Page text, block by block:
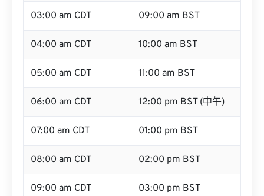
03:00 am CDT 09:00 am BST
04:00 am CDT 10:00 am BST
05:00 am CDT 11:00 am BST
06:00 am CDT 12:00 pm BST (中午)
07:00 am CDT 01:00 pm BST
08:00 am CDT 02:00 pm BST
09:00 am CDT 03:00 pm BST